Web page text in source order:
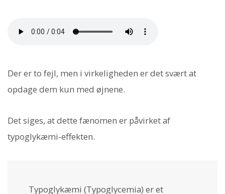
Der er to fejl, men i virkeligheden er det svært at
opdage dem kun med øjnene.
Det siges, at dette fænomen er påvirket af
typoglykæmi-effekten.
Typoglykæmi (Typoglycemia) er et